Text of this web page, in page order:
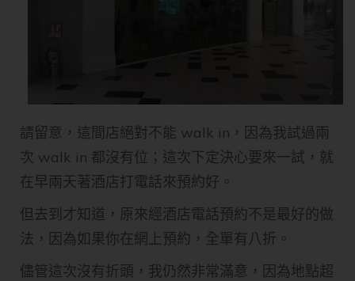
請留意，這間店絕對不能 walk in，因為我試過兩
次 walk in 都沒有位；這次下定決心要來一試，就
在早兩天著酒店打電話來預約好。
但去到才知道，原來經酒店電話預約不是最好的做
法，因為如果你在網上預約，全單有八折。
儘管這次沒有折頭，我仍然非常滿意，因為地點超